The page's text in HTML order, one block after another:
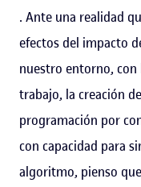
. Ante una realidad
efectos del impacto
nuestro entorno,
trabajo, la creación
programación por
con capacidad para
algoritmo, pienso